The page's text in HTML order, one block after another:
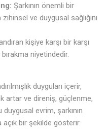
Şarkının önemli bir
ve duygusal sağlığını
kişiye karşı bir karşı
niyetindedir.
duyguları içerir,
artar ve direniş, güçlenme,
evrim, şarkının
bir şekilde gösterir.